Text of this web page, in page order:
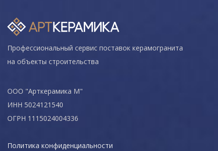
Профессиональный сервис поставок керамогранита
на объекты строительства
ООО "Арткерамика М"
ИНН 5024121540
ОГРН 1115024004336
Политика конфиденциальности